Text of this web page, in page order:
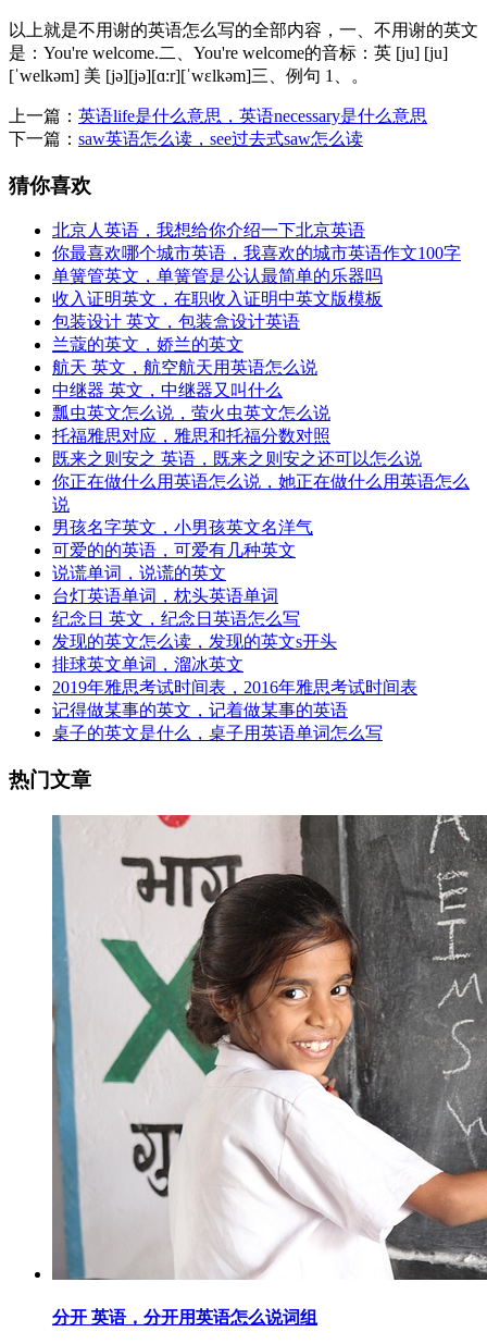
以上就是不用谢的英语怎么写的全部内容，一、不用谢的英文
是：You're welcome.二、You're welcome的音标：英 [ju] [ju]
[ˈwelkəm] 美 [jə][jə][ɑ:r][ˈwɛlkəm]三、例句 1、。
上一篇： 英语life是什么意思，英语necessary是什么意思
下一篇： saw英语怎么读，see过去式saw怎么读
猜你喜欢
北京人英语，我想给你介绍一下北京英语
你最喜欢哪个城市英语，我喜欢的城市英语作文100字
单簧管英文，单簧管是公认最简单的乐器吗
收入证明英文，在职收入证明中英文版模板
包装设计 英文，包装盒设计英语
兰蔻的英文，娇兰的英文
航天 英文，航空航天用英语怎么说
中继器 英文，中继器又叫什么
瓢虫英文怎么说，萤火虫英文怎么说
托福雅思对应，雅思和托福分数对照
既来之则安之 英语，既来之则安之还可以怎么说
你正在做什么用英语怎么说，她正在做什么用英语怎么
说
男孩名字英文，小男孩英文名洋气
可爱的的英语，可爱有几种英文
说谎单词，说谎的英文
台灯英语单词，枕头英语单词
纪念日 英文，纪念日英语怎么写
发现的英文怎么读，发现的英文s开头
排球英文单词，溜冰英文
2019年雅思考试时间表，2016年雅思考试时间表
记得做某事的英文，记着做某事的英语
桌子的英文是什么，桌子用英语单词怎么写
热门文章
分开 英语，分开用英语怎么说词组